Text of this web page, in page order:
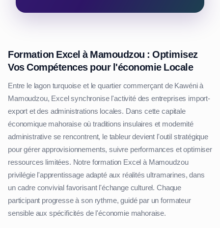
Formation Excel à Mamoudzou : Optimisez
Vos Compétences pour l'économie Locale
Entre le lagon turquoise et le quartier commerçant de Kawéni à
Mamoudzou, Excel synchronise l'activité des entreprises import-
export et des administrations locales. Dans cette capitale
économique mahoraise où traditions insulaires et modernité
administrative se rencontrent, le tableur devient l'outil stratégique
pour gérer approvisionnements, suivre performances et optimiser
ressources limitées. Notre formation Excel à Mamoudzou
privilégie l'apprentissage adapté aux réalités ultramarines, dans
un cadre convivial favorisant l'échange culturel. Chaque
participant progresse à son rythme, guidé par un formateur
sensible aux spécificités de l'économie mahoraise.